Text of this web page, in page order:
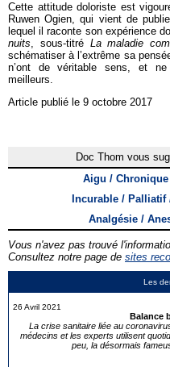
Les
26 Avril 2021
Balance
La crise sanitaire liée au
médecins et les experts utilisent
peu, la désormais
Cette attitude doloriste est
Ruwen Ogien, qui vient de
lequel il raconte son expérience
nuits, sous-titré La maladie
schématiser à l’extrême sa
n’ont de véritable sens, et
meilleurs.
Article publié le 9 octobre 2017
Doc Thom vous
Aigu / Chronique
Incurable / Palliatif
Analgésie /
Vous n'avez pas trouvé
Consultez notre page de sites